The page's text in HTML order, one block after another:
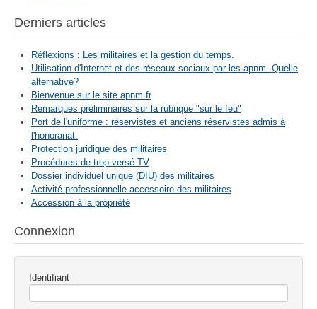
Derniers articles
Réflexions : Les militaires et la gestion du temps.
Utilisation d'Internet et des réseaux sociaux par les apnm. Quelle
alternative?
Bienvenue sur le site apnm.fr
Remarques préliminaires sur la rubrique "sur le feu"
Port de l'uniforme : réservistes et anciens réservistes admis à
l'honorariat.
Protection juridique des militaires
Procédures de trop versé TV
Dossier individuel unique (DIU) des militaires
Activité professionnelle accessoire des militaires
Accession à la propriété
Connexion
Identifiant